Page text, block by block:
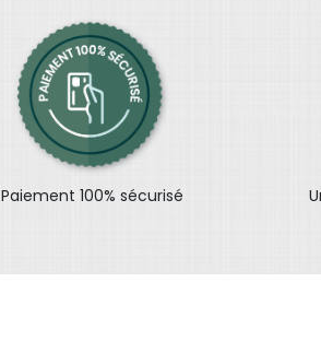
Paiement 100% sécurisé